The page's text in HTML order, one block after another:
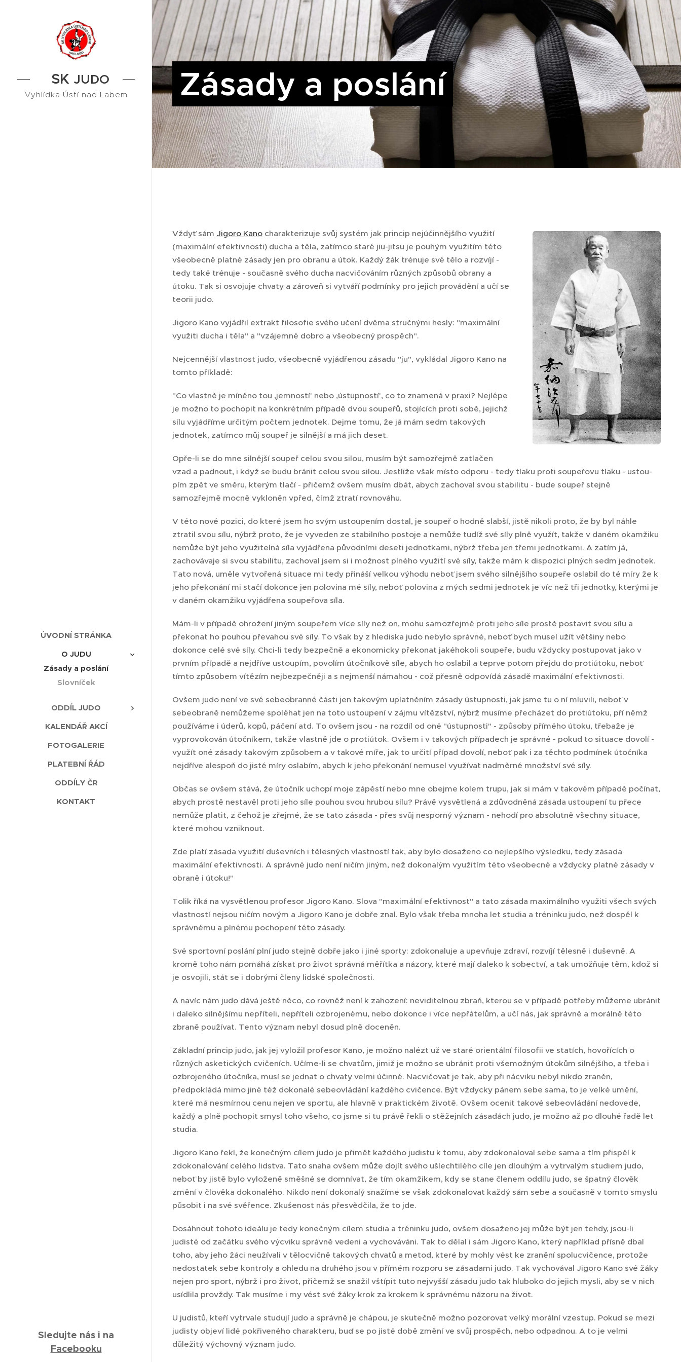
SK JUDO
Vyhlídka Ústí nad Labem
ÚVODNÍ STRÁNKA
O JUDU
Zásady a poslání
Slovníček
ODDÍL JUDO
KALENDÁŘ AKCÍ
FOTOGALERIE
PLATEBNÍ ŘÁD
ODDÍLY ČR
KONTAKT
Zásady a poslání
Vždyť sám Jigoro Kano charakterizuje svůj systém jak princip nejúčinnějšího využití
(maximální efektivnosti) ducha a těla, zatímco staré jiu-jitsu je pouhým využitím této
všeobecně platné zásady jen pro obranu a útok. Každý žák trénuje své tělo a rozvíjí -
tedy také trénuje - současně svého ducha nacvičováním různých způsobů obrany a
útoku. Tak si osvojuje chvaty a zároveň si vytváří podmínky pro jejich provádění a učí se
teorii judo.
Jigoro Kano vyjádřil extrakt filosofie svého učení dvěma stručnými hesly: "maximální
využiti ducha i těla" a "vzájemné dobro a všeobecný prospěch".
Nejcennější vlastnost judo, všeobecně vyjádřenou zásadu "ju", vykládal Jigoro Kano na
tomto příkladě:
"Co vlastně je míněno tou ,jemností' nebo ,ústupností', co to znamená v praxi? Nejlépe
je možno to pochopit na konkrétním případě dvou soupeřů, stojících proti sobě, jejichž
sílu vyjádříme určitým počtem jednotek. Dejme tomu, že já mám sedm takových
jednotek, zatímco můj soupeř je silnější a má jich deset.
Opře-li se do mne silnější soupeř celou svou silou, musím být sa­mozřejmě zatlačen
vzad a padnout, i když se budu bránit celou svou silou. Jestliže však místo odporu - tedy tlaku proti soupeřovu tlaku - ustou­
pím zpět ve směru, kterým tlačí - přičemž ovšem musím dbát, abych zachoval svou stabilitu - bude soupeř stejně
samozřejmě mocně vykloněn vpřed, čímž ztratí rovnováhu.
V této nové pozici, do které jsem ho svým ustoupením dostal, je soupeř o hodně slabší, jistě nikoli proto, že by byl náhle
ztratil svou sílu, nýbrž proto, že je vyveden ze stabilního postoje a nemůže tudíž své síly plně využít, takže v daném okamžiku
nemůže být jeho využitelná síla vyjádřena původními deseti jednotkami, nýbrž třeba jen třemi jednotkami. A zatím já,
zachovávaje si svou stabilitu, zachoval jsem si i možnost plného využití své síly, takže mám k dispozici plných sedm jednotek.
Tato nová, uměle vytvořená situace mi tedy přináší velkou výhodu neboť jsem svého silnějšího soupeře oslabil do té míry že k
jeho překonání mi stačí dokonce jen polovina mé síly, neboť polovina z mých sedmi jednotek je víc než tři jednotky, kterými je
v daném okamžiku vyjádřena soupeřova síla.
Mám-li v případě ohrožení jiným soupeřem více síly než on, mohu samozřejmě proti jeho síle prostě postavit svou sílu a
překonat ho pouhou převahou své síly. To však by z hlediska judo nebylo správné, neboť bych musel užít většiny nebo
dokonce celé své síly. Chci-li tedy bezpečně a ekonomicky překonat jakéhokoli soupeře, budu vždycky postupovat jako v
prvním případě a nejdříve ustoupím, povolím útočníkově síle, abych ho oslabil a teprve potom přejdu do protiútoku, neboť
tímto způsobem vítězím nejbezpečněji a s nejmenší námahou - což přesně odpovídá zásadě maximální efektivnosti.
Ovšem judo není ve své sebeobranné části jen takovým uplatněním zásady ústupnosti, jak jsme tu o ní mluvili, neboť v
sebeobraně nemůžeme spoléhat jen na toto ustoupení v zájmu vítězství, nýbrž musíme přecházet do protiútoku, pří němž
používáme i úderů, kopů, páčení atd. To ovšem jsou - na rozdíl od oné "ústupnosti" - způsoby přímého útoku, třebaže je
vyprovokován útočníkem, takže vlastně jde o protiútok. Ovšem i v takových případech je správné - pokud to situace dovolí -
využít oné zásady takovým způsobem a v takové míře, jak to určití případ dovolí, neboť pak i za těchto podmínek útočníka
nejdříve alespoň do jisté míry oslabím, abych k jeho překonání nemusel využívat nadměrné množství své síly.
Občas se ovšem stává, že útočník uchopí moje zápěstí nebo mne obejme kolem trupu, jak si mám v takovém případě počínat,
abych prostě nestavěl proti jeho síle pouhou svou hrubou sílu? Právě vysvětlená a zdůvodněná zásada ustoupení tu přece
nemůže platit, z čehož je zřejmé, že se tato zásada - přes svůj nesporný význam - nehodí pro absolutně všechny situace,
které mohou vzniknout.
Zde platí zásada využití duševních i tělesných vlastností tak, aby bylo dosaženo co nejlepšího výsledku, tedy zásada
maximální efektivnosti. A správné judo není ničím jiným, než dokonalým využitím této všeobecné a vždycky platné zásady v
obraně i útoku!"
Tolik říká na vysvětlenou profesor Jigoro Kano. Slova "maximální efektivnost" a tato zásada maximálního využiti všech svých
vlastností nejsou ničím novým a Jigoro Kano je dobře znal. Bylo však třeba mnoha let studia a tréninku judo, než dospěl k
správnému a plnému pochopení této zásady.
Své sportovní poslání plní judo stejně dobře jako i jiné sporty: zdokonaluje a upevňuje zdraví, rozvíjí tělesně i duševně. A
kromě toho nám pomáhá získat pro život správná měřítka a názory, které mají daleko k sobectví, a tak umožňuje těm, kdož si
je osvojili, stát se i dobrými členy lidské společnosti.
A navíc nám judo dává ještě něco, co rovněž není k zahození: neviditelnou zbraň, kterou se v případě potřeby můžeme ubránit
i da­leko silnějšímu nepříteli, nepříteli ozbrojenému, nebo dokonce i více nepřátelům, a učí nás, jak správně a morálně této
zbraně používat. Tento význam nebyl dosud plně doceněn.
Základní princip judo, jak jej vyložil profesor Kano, je možno nalézt už ve staré orientální filosofii ve statích, hovořících o
různých asketických cvičeních. Učíme-li se chvatům, jimiž je možno se ubránit proti všemožným útokům silnějšího, a třeba i
ozbrojeného útočníka, musí se jednat o chvaty velmi účinné. Nacvičovat je tak, aby při nácviku nebyl nikdo zraněn,
předpokládá mimo jiné též dokonalé sebeovládání každého cvičence. Být vždycky pánem sebe sama, to je velké umění,
které má nesmírnou cenu nejen ve sportu, ale hlavně v praktickém životě. Ovšem ocenit takové sebeovládání nedovede,
každý a plně pochopit smysl toho všeho, co jsme si tu právě řekli o stěžejních zásadách judo, je možno až po dlouhé řadě let
studia.
Jigoro Kano řekl, že konečným cílem judo je přimět každého judistu k tomu, aby zdokonaloval sebe sama a tím přispěl k
zdokonalování celého lidstva. Tato snaha ovšem může dojít svého ušlechtilého cíle jen dlouhým a vytrvalým studiem judo,
neboť by jistě bylo vyloženě směšné se domnívat, že tím okamžikem, kdy se stane členem oddílu judo, se špatný člověk
změní v člověka dokonalého. Nikdo není doko­nalý snažíme se však zdokonalovat každý sám sebe a současně v tomto smyslu
působit i na své svěřence. Zkušenost nás přesvědčila, že to jde.
Dosáhnout tohoto ideálu je tedy konečným cílem studia a tréninku judo, ovšem dosaženo jej může být jen tehdy, jsou-li
judisté od začátku svého výcviku správně vedeni a vychováváni. Tak to dělal i sám Jigoro Kano, který například přísně dbal
toho, aby jeho žáci neužívali v tělocvičně takových chvatů a metod, které by mohly vést ke zranění spolucvičence, protože
nedostatek sebe kontroly a ohledu na druhého jsou v přímém rozporu se zásadami judo. Tak vychovával Jigoro Kano své žáky
nejen pro sport, nýbrž i pro život, přičemž se snažil vštípit tuto nejvyšší zásadu judo tak hluboko do jejich mysli, aby se v nich
usídlila provždy. Tak musíme i my vést své žáky krok za krokem k správnému názoru na život.
U judistů, kteří vytrvale studují judo a správně je chápou, je skutečně možno pozorovat velký morální vzestup. Pokud se mezi
judisty objeví lidé pokřiveného charakteru, buď se po jisté době změní ve svůj prospěch, nebo odpadnou. A to je velmi
důležitý výchovný význam judo.
Sledujte nás i na
Facebooku